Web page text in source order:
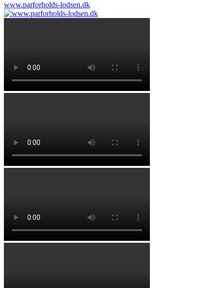
www.parforholds-lodsen.dk